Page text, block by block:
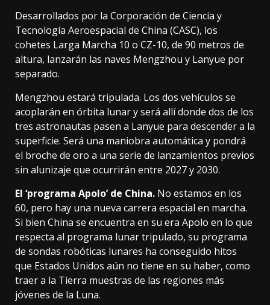
Desarrollados por la Corporación de Ciencia y
Tecnología Aeroespacial de China (CASC), los
cohetes Larga Marcha 10 o CZ-10, de 90 metros de
altura, lanzarán las naves Mengzhou y Lanyue por
separado.
Mengzhou estará tripulada. Los dos vehículos se
acoplarán en órbita lunar y será allí donde dos de los
tres astronautas pasen a Lanyue para descender a la
superficie. Será una maniobra automática y pondrá
el broche de oro a una serie de lanzamientos previos
sin alunizaje que ocurrirán entre 2027 y 2030.
El ‘programa Apolo’ de China. No estamos en los
60, pero hay una nueva carrera espacial en marcha.
Si bien China se encuentra en su era Apolo en lo que
respecta al programa lunar tripulado, su programa
de sondas robóticas lunares ha conseguido hitos
que Estados Unidos aún no tiene en su haber, como
traer a la Tierra muestras de las regiones más
jóvenes de la Luna.